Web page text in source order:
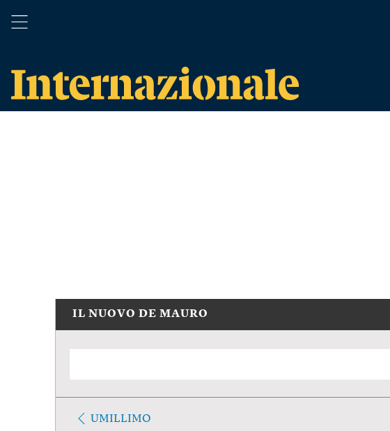
IL NUOVO DE MAURO
UMILLIMO